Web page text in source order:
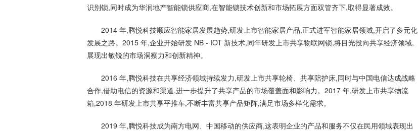
识别锁,同时成为华润地产智能锁供应商,在智能锁技术创新和市场拓展方面双管齐下,取得显著成效。
2014 年,腾悦科技顺应智能家居发展趋势,研发上市智能家居产品,正式进军智能家居领域,开启了多元化
发展之路。2015 年,企业开始研发 NB - IOT 新技术,同年研发上市共享物联网锁,将目光投向共享经济领域,
展现出敏锐的市场洞察力和创新精神。
2016 年,腾悦科技在共享经济领域持续发力,研发上市共享轮椅、共享陪护床,同时与中国电信达成战略
合作,借助电信的资源和渠道,进一步提升了共享产品的市场覆盖面和影响力。2017 年,研发上市共享物流
箱,2018 年研发上市共享平推车,不断丰富共享产品矩阵,满足市场多样化需求。
2019 年,腾悦科技成为南方电网、中国移动的供应商,这表明企业的产品和服务不仅在民用领域表现出